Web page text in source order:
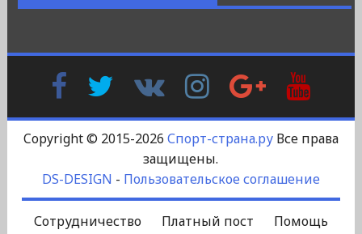
FacebookTwitter
Контакте
InstagramGoogle
Plus
Copyright © 2015-2026 Спорт-страна.руВсе права
защищены.
DS-DESIGN - Пользовательское соглашение
Сотрудничество Платный пост
Помощь